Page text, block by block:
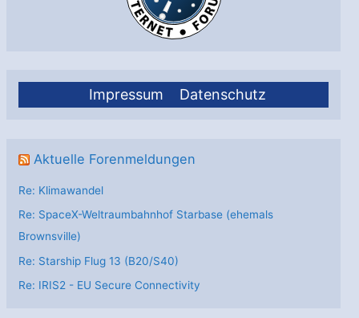
Impressum Datenschutz
Aktuelle Forenmeldungen
Re: Klimawandel
Re: SpaceX-Weltraumbahnhof Starbase (ehemals
Brownsville)
Re: Starship Flug 13 (B20/S40)
Re: IRIS2 - EU Secure Connectivity